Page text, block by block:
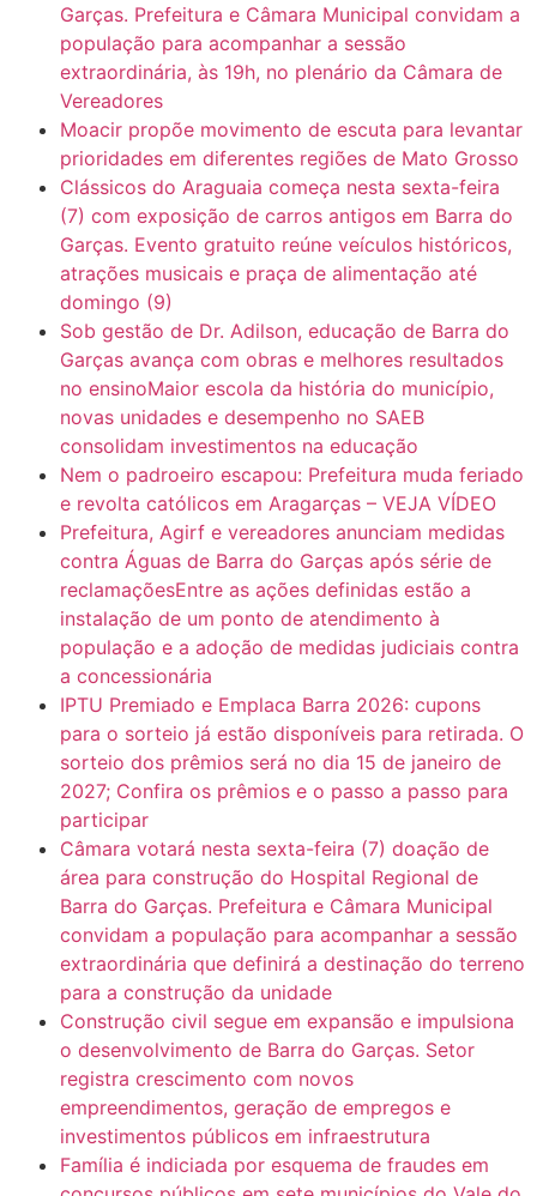
Garças. Prefeitura e Câmara Municipal convidam a
população para acompanhar a sessão
extraordinária, às 19h, no plenário da Câmara de
Vereadores
Moacir propõe movimento de escuta para levantar
prioridades em diferentes regiões de Mato Grosso
Clássicos do Araguaia começa nesta sexta-feira
(7) com exposição de carros antigos em Barra do
Garças. Evento gratuito reúne veículos históricos,
atrações musicais e praça de alimentação até
domingo (9)
Sob gestão de Dr. Adilson, educação de Barra do
Garças avança com obras e melhores resultados
no ensinoMaior escola da história do município,
novas unidades e desempenho no SAEB
consolidam investimentos na educação
Nem o padroeiro escapou: Prefeitura muda feriado
e revolta católicos em Aragarças – VEJA VÍDEO
Prefeitura, Agirf e vereadores anunciam medidas
contra Águas de Barra do Garças após série de
reclamaçõesEntre as ações definidas estão a
instalação de um ponto de atendimento à
população e a adoção de medidas judiciais contra
a concessionária
IPTU Premiado e Emplaca Barra 2026: cupons
para o sorteio já estão disponíveis para retirada. O
sorteio dos prêmios será no dia 15 de janeiro de
2027; Confira os prêmios e o passo a passo para
participar
Câmara votará nesta sexta-feira (7) doação de
área para construção do Hospital Regional de
Barra do Garças. Prefeitura e Câmara Municipal
convidam a população para acompanhar a sessão
extraordinária que definirá a destinação do terreno
para a construção da unidade
Construção civil segue em expansão e impulsiona
o desenvolvimento de Barra do Garças. Setor
registra crescimento com novos
empreendimentos, geração de empregos e
investimentos públicos em infraestrutura
Família é indiciada por esquema de fraudes em